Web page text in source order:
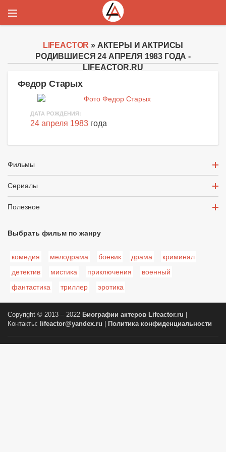
LIFEACTOR » АКТЕРЫ И АКТРИСЫ
РОДИВШИЕСЯ 24 АПРЕЛЯ 1983 ГОДА -
LIFEACTOR.RU
Федор Старых
ДАТА РОЖДЕНИЯ:
24 апреля 1983 года
Фильмы
Сериалы
Полезное
Выбрать фильм по жанру
комедия мелодрама боевик драма
криминал
детектив
мистика приключения
военный
фантастика
триллер эротика
Copyright © 2013 – 2022 Биографии актеров Lifeactor.ru
Контакты:
lifeactor@yandex.ru Политика конфиденциальности